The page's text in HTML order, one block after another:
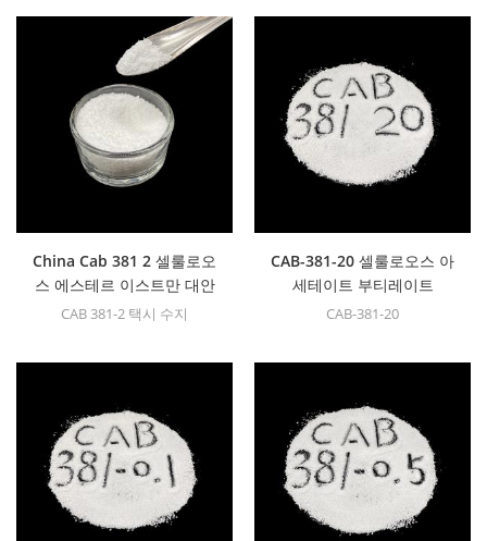
China Cab 381 2 셀룰로오
스 에스테르 이스트만 대안
CAB 381-2 택시 수지
CAB-381-20 셀룰로오스 아
세테이트 부티레이트
CAB-381-20